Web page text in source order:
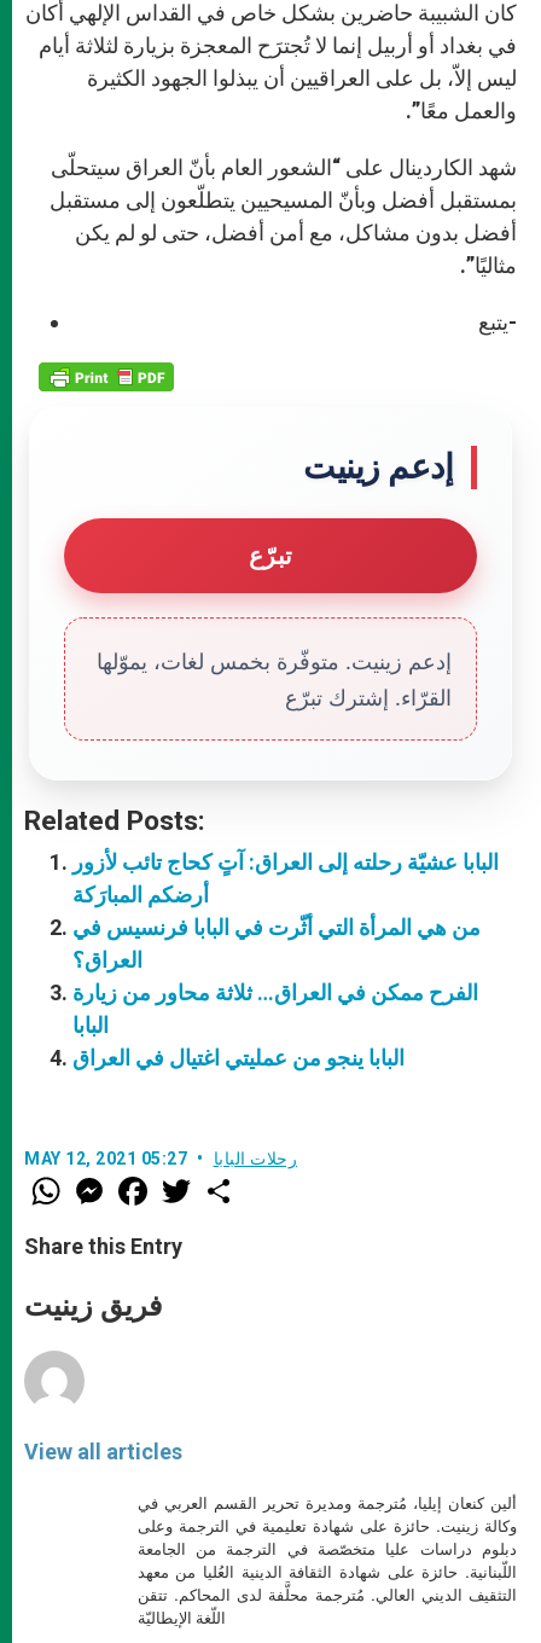
كان الشبيبة حاضرين بشكل خاص في القداس الإلهي أكان
في بغداد أو أربيل إنما لا تُجترَح المعجزة بزيارة لثلاثة أيام
ليس إلاّ، بل على العراقيين أن يبذلوا الجهود الكثيرة
والعمل معًا”.
شهد الكاردينال على “الشعور العام بأنّ العراق سيتحلّى
بمستقبل أفضل وبأنّ المسيحيين يتطلّعون إلى مستقبل
أفضل بدون مشاكل، مع أمن أفضل، حتى لو لم يكن
مثاليًا”.
يتبع-
إدعم زينيت
تبرّع
إدعم زينيت. متوفّرة بخمس لغات، يموّلها
القرّاء. إشترك تبرّع
Related Posts:
البابا عشيّة رحلته إلى العراق: آتٍ كحاج تائب لأزور
أرضكم المبارَكة
من هي المرأة التي أثّرت في البابا فرنسيس في
العراق؟
الفرح ممكن في العراق… ثلاثة محاور من زيارة
البابا
البابا ينجو من عمليتي اغتيال في العراق
MAY 12, 2021 05:27 رحلات البابا
W
h
t
s
p
p
M
e
s
e
g
e
F
a
e
b
o
k
w
Share this Entry
فريق زينيت
View all articles
ألين كنعان إيليا، مُترجمة ومديرة تحرير القسم العربي في
وكالة زينيت. حائزة على شهادة تعليمية في الترجمة وعلى
دبلوم دراسات عليا متخصّصة في الترجمة من الجامعة
اللّبنانية. حائزة على شهادة الثقافة الدينية العُليا من معهد
التثقيف الديني العالي. مُترجمة محلَّفة لدى المحاكم. تتقن
اللّغة الإيطاليّة